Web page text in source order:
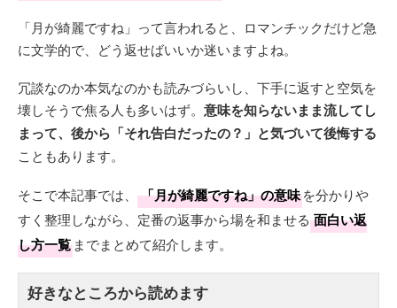
「月が綺麗ですね」って言われると、ロマンチックだけど急
に文学的で、どう返せばいいか迷いますよね。
冗談なのか本気なのかも読みづらいし、下手に返すと空気を
壊しそうで焦る人も多いはず。 意味を知らないまま流してし
まって、後から「それ告白だったの？」と気づいて後悔する
こともあります。
そこで本記事では、 「月が綺麗ですね」の意味を分かりや
すく整理しながら、定番の返事から場を和ませる 面白い返
し方一覧 までまとめて紹介します。